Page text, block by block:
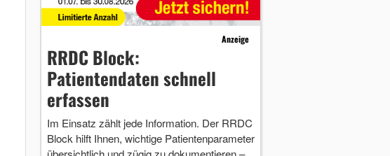
Anzeige
RRDC Block:
Patientendaten schnell
erfassen
Im Einsatz zählt jede Information. Der RRDC
Block hilft Ihnen, wichtige Patientenparameter